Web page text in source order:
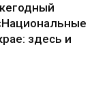
здесь и